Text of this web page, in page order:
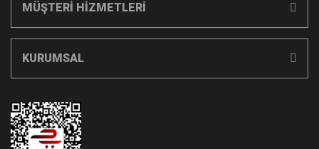
MÜŞTERİ HİZMETLERİ
KURUMSAL